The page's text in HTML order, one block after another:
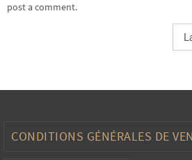
post a comment.
CONDITIONS GÉNÉRALES DE